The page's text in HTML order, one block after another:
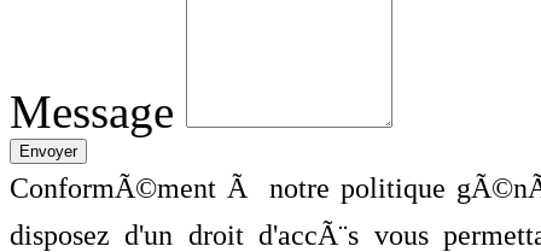
Message
ConformÃ©ment Ã notre politique
disposez d'un droit d'accÃ¨s vous